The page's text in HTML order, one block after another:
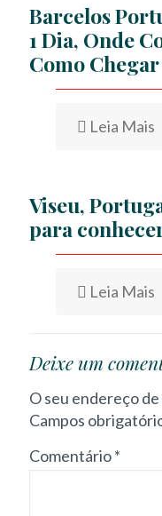
Barcelos
1 Dia, Onde
Como Chegar
Leia Mais
Viseu,
para
Leia Mais
Deixe um
O seu endereço
Campos
Comentário*